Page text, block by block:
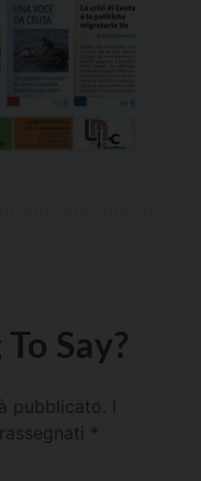
Say?
pubblicato.
*